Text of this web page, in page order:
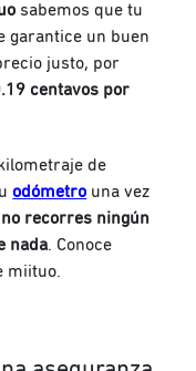
sabemos que tu
garantice un buen
justo, por
centavos por
de
odómetro una vez
recorres ningún
nada. Conoce
miituo.